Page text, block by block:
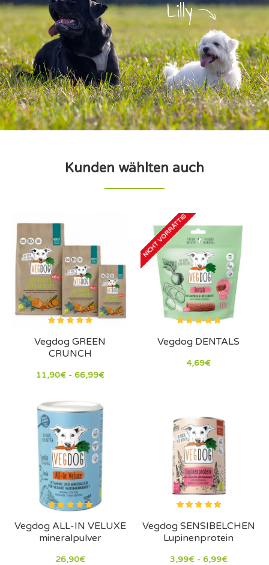
Kunden wählten auch
Vegdog GREEN
CRUNCH
11,90€ - 66,99€
NICHT VORRÄTTIG
Vegdog DENTALS
4,69€
Vegdog ALL-IN VELUXE
mineralpulver
26,90€
Vegdog SENSIBELCHEN
Lupinenprotein
3,99€ - 6,99€